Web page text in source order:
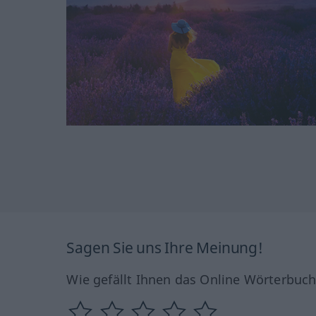
Sagen Sie uns Ihre Meinung!
Wie gefällt Ihnen das Online